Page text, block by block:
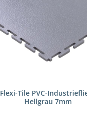
Flexi-Tile PVC-
Hellgrau 7mm